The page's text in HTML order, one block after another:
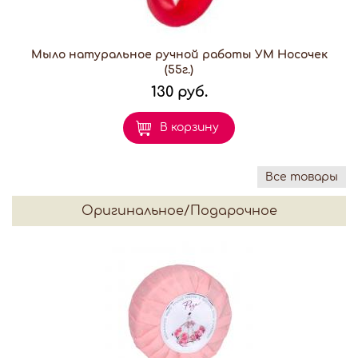
Мыло натуральное ручной работы УМ Носочек
(55г.)
130 руб.
В корзину
Все товары
Оригинальное/Подарочное